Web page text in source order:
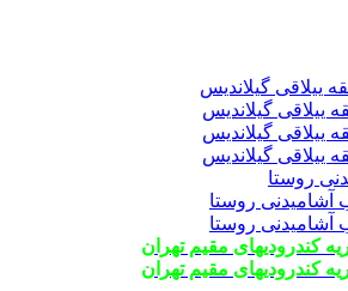
ییلاقی گیلاندیس
ییلاقی گیلاندیس
ییلاقی گیلاندیس
ییلاقی گیلاندیس
روستا
آشامیدنی روستا
آشامیدنی روستا
کندرودیهای مقیم تهران
کندرودیهای مقیم تهران